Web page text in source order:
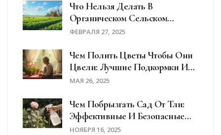
Что Нельзя Делать В
Органическом Сельском
Хозяйстве
ФЕВРАЛЯ 27, 2025
Чем Полить Цветы Чтобы Они
Цвели: Лучшие Подкормки И
Секреты
МАЯ 26, 2025
Чем Побрызгать Сад От Тли:
Эффективные И Безопасные
Способы
НОЯБРЯ 16, 2025